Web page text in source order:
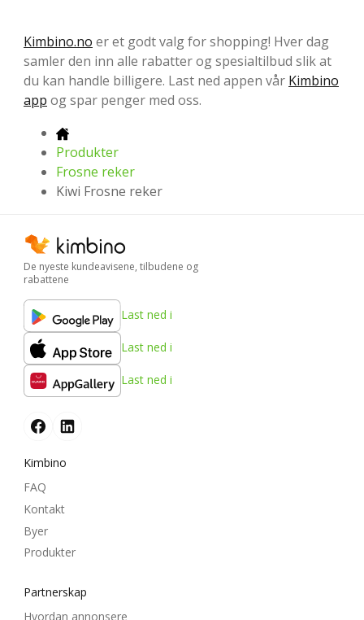
Kimbino.no er et godt valg for shopping! Hver dag
samler den inn alle rabatter og spesialtilbud slik at
du kan handle billigere. Last ned appen vår Kimbino
app og spar penger med oss.
Produkter
Frosne reker
Kiwi Frosne reker
De nyeste kundeavisene, tilbudene og
rabattene
Last ned i
Last ned i
Last ned i
Kimbino
FAQ
Kontakt
Byer
Produkter
Partnerskap
Hvordan annonsere